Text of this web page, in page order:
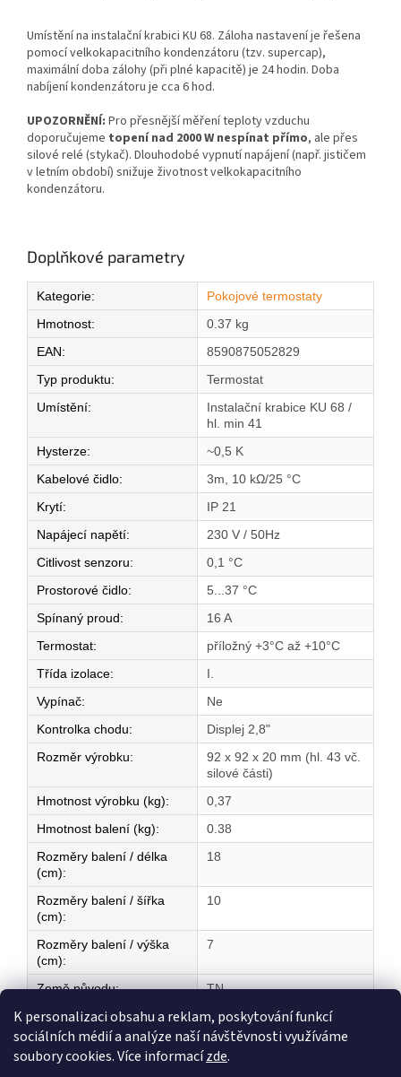
K personalizaci obsahu a reklam, poskytování funkcí
sociálních médií a analýze naší návštěvnosti využíváme
soubory cookies. Více informacízde.
Umístění na instalační krabici KU 68. Záloha nastavení je řešena
pomocí velkokapacitního kondenzátoru (tzv. supercap),
maximální doba zálohy (při plné kapacitě) je 24 hodin. Doba
nabíjení kondenzátoru je cca 6 hod.
UPOZORNĚNÍ: Pro přesnější měření teploty vzduchu
doporučujeme topení nad 2000 W nespínat přímo, ale přes
silové relé (stykač). Dlouhodobé vypnutí napájení (např. jističem
v letním období) snižuje životnost velkokapacitního
kondenzátoru.
Doplňkové parametry
Kategorie:
Pokojové termostaty
Hmotnost:
0.37 kg
EAN:
8590875052829
Typ produktu:
Termostat
Umístění:
Instalační krabice KU 68 /
hl. min 41
Hysterze:
~0,5 K
Kabelové čidlo:
3m, 10 kΩ/25 °C
Krytí:
IP 21
Napájecí napětí:
230 V / 50Hz
Citlivost senzoru:
0,1 °C
Prostorové čidlo:
5...37 °C
Spínaný proud:
16 A
Termostat:
příložný +3°C až +10°C
Třída izolace:
I.
Vypínač:
Ne
Kontrolka chodu:
Displej 2,8"
Rozměr výrobku:
92 x 92 x 20 mm (hl. 43 vč.
silové části)
Hmotnost výrobku (kg):
0,37
Hmotnost balení (kg):
0.38
Rozměry balení / délka
(cm):
18
Rozměry balení / šířka
(cm):
10
Rozměry balení / výška
(cm):
7
Země původu: TN